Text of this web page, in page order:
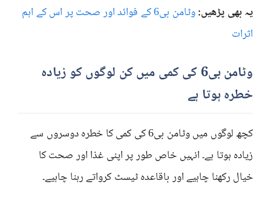
یہ بھی پڑھیں:
وٹامن بی6 کے فوائد اور صحت پر اس کے اہم
اثرات
وٹامن بی6 کی کمی میں کن لوگوں کو زیادہ
خطرہ ہوتا ہے
کچھ لوگوں میں وٹامن بی6 کی کمی کا خطرہ دوسروں سے
زیادہ ہوتا ہے۔ انہیں خاص طور پر اپنی غذا اور صحت کا
خیال رکھنا چاہیے اور باقاعدہ ٹیسٹ کرواتے رہنا چاہیے۔